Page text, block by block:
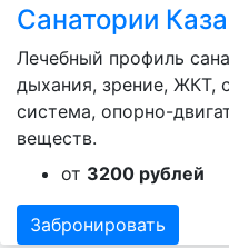
Санатории
Лечебный профиль
дыхания, зрение, ЖКТ,
система, опорно-
веществ.
от 3200 рублей
Забронировать